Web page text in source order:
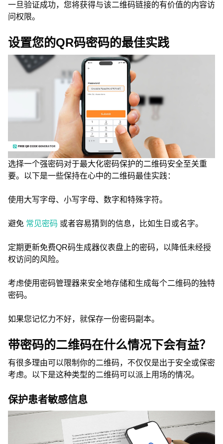
一旦验证成功，您将获得与该二维码链接的有价值的内容访
问权限。
设置您的QR码密码的最佳实践
选择一个强密码对于最大化密码保护的二维码安全至关重
要。以下是一些保持在心中的二维码最佳实践：
使用大写字母、小写字母、数字和特殊字符。
避免 常见密码 或者容易猜到的信息，比如生日或名字。
定期更新免费QR码生成器仪表盘上的密码，以降低未经授
权访问的风险。
考虑使用密码管理器来安全地存储和生成每个二维码的独特
密码。
如果您记忆力不好，就保存一份密码副本。
带密码的二维码在什么情况下会有益？
有很多理由可以限制你的二维码，不仅仅是出于安全或保密
考虑。以下是这种类型的二维码可以派上用场的情况。
保护患者敏感信息